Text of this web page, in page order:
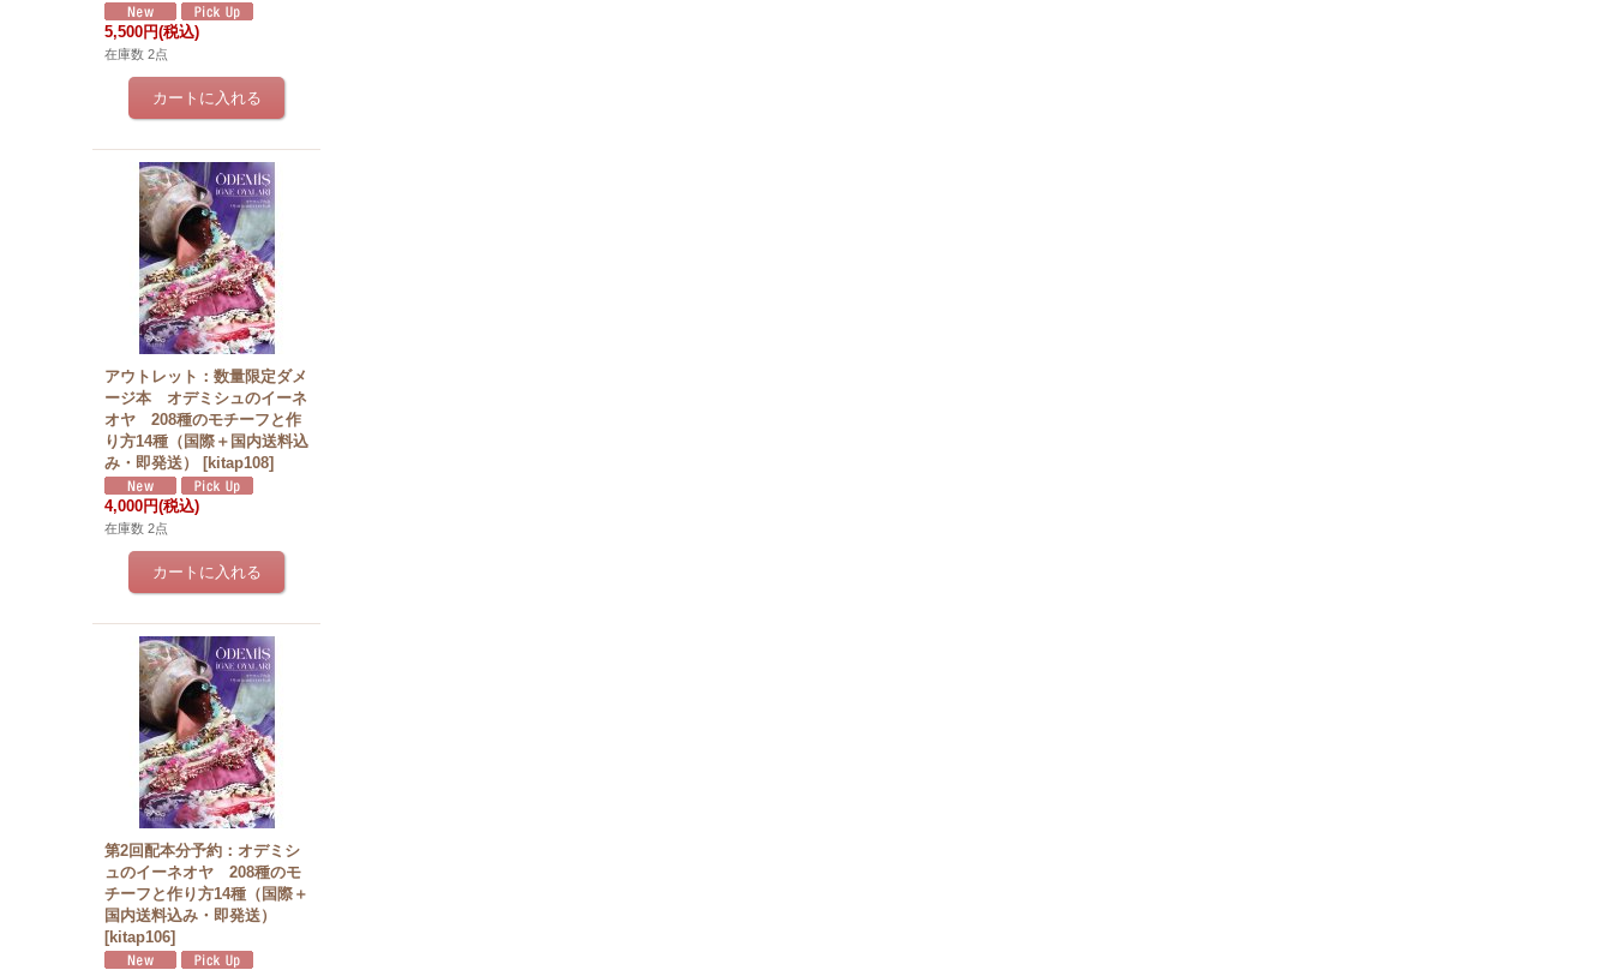
5,500円(税込)
在庫数 2点
アウトレット：数量限定ダメ
ージ本 オデミシュのイーネ
オヤ 208種のモチーフと作
り方14種（国際＋国内送料込
み・即発送）
[kitap108]
4,000円(税込)
在庫数 2点
第2回配本分予約：オデミシ
ュのイーネオヤ 208種のモ
チーフと作り方14種（国際＋
国内送料込み・即発送）
[kitap106]